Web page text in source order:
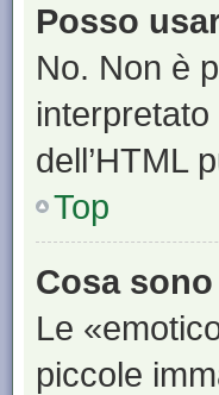
Posso
No. Non è
dell’HTML
Top
Cosa
Le
piccole